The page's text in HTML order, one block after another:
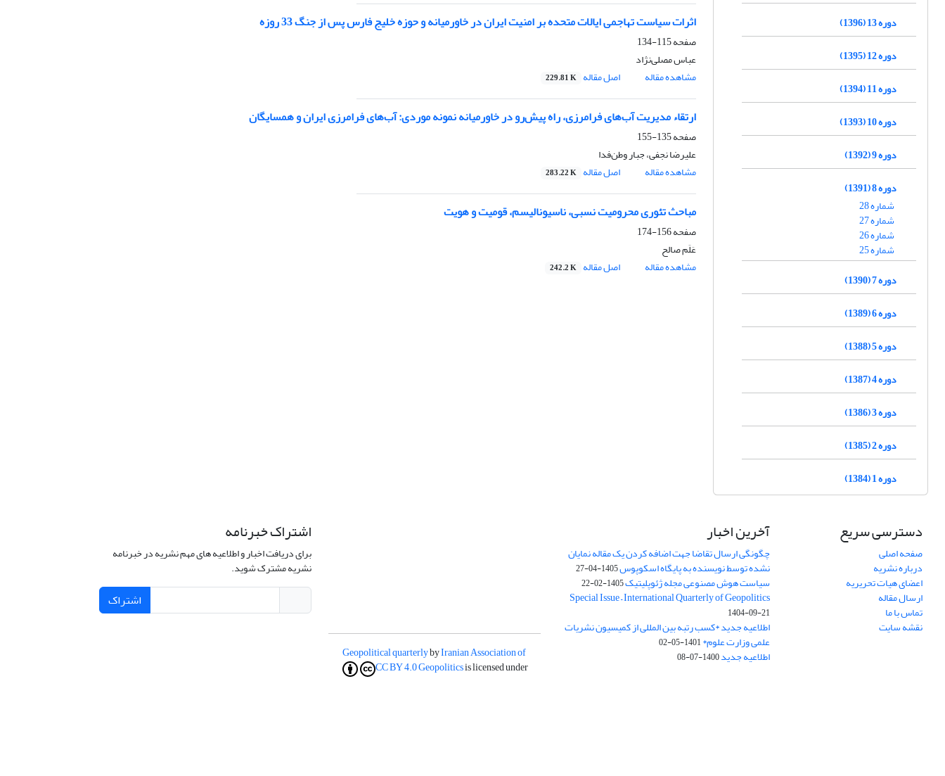
اثرات سیاست تهاجمی ایالات متحده بر امنیت ایران در خاورمیانه و حوزه خلیج فارس پس از جنگ 33 روزه
صفحه115-134
عباس مصلی‌نژاد
مشاهده مقاله
اصل مقاله 229.81 K
ارتقاء مدیریت آب‌های فرامرزی، راه پیش‌رو در خاورمیانه نمونه موردی: آب‌های فرامرزی ایران و همسایگان
صفحه135-155
علیرضا نجفی، جبار وطن‌فدا
مشاهده مقاله
اصل مقاله 283.22 K
مباحث تئوری محرومیت نسبی، ناسیونالیسم، قومیت و هویت
صفحه156-174
عَلَم صالح
مشاهده مقاله
اصل مقاله 242.2 K
دوره 13 (1396)
دوره 12 (1395)
دوره 11 (1394)
دوره 10 (1393)
دوره 9 (1392)
دوره 8 (1391)
شماره 28
شماره 27
شماره 26
شماره 25
دوره 7 (1390)
دوره 6 (1389)
دوره 5 (1388)
دوره 4 (1387)
دوره 3 (1386)
دوره 2 (1385)
دوره 1 (1384)
دسترسی سریع
صفحه اصلی
درباره نشریه
اعضای هیات تحریریه
ارسال مقاله
تماس با ما
نقشه سایت
آخرین اخبار
چگونگی ارسال تقاضا جهت اضافه کردن یک مقاله نمایان
نشده توسط نویسنده به پایگاه اسکوپوس1405-04-27
سیاست هوش مصنوعی مجله ژئوپلیتیک1405-02-22
Special Issue – International Quarterly of Geopolitics
1404-09-21
اطلاعیه جدید *کسب رتبه بین المللی از کمیسیون نشریات
علمی وزارت علوم*1401-05-02
اطلاعیه جدید1400-07-08
Geopolitical quarterlybyIranian Association of
Geopoliticsis licensed under
CC BY 4.0
اشتراک خبرنامه
برای دریافت اخبار و اطلاعیه های مهم نشریه در خبرنامه
نشریه مشترک شوید.
اشتراک